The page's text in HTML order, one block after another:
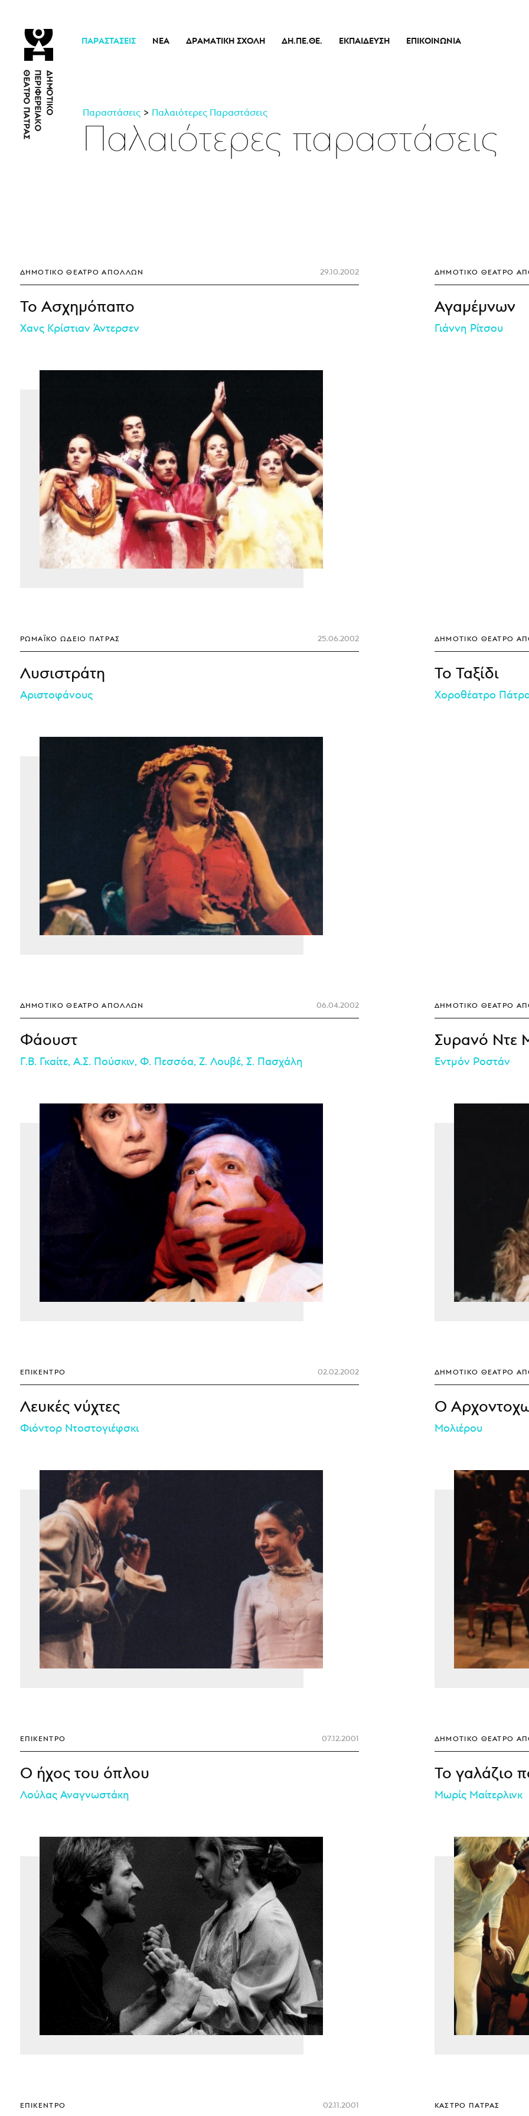
ΠΑΡΑΣΤΆΣΕΙΣ
Εισιτήρια
ΝΈΑ ΔΡΑΜΑΤΙΚΉ ΣΧΟΛΉ
Νέα
ΔΗ.ΠΕ.ΘΕ.
Αποφάσεις Δ.Σ.
ΕΚΠΑΊΔΕΥΣΗ ΕΠΙΚΟΙΝΩΝΊΑ
Παραστάσεις Παλαιότερες Παραστάσεις
Παλαιότερες παραστάσεις
29.10.2002
ΔΗΜΟΤΙΚΌ ΘΈΑΤΡΟ ΑΠΌΛΛΩΝ
Το Ασχημόπαπο
Χανς Κρίστιαν Άντερσεν
ΔΗΜΟΤΙΚΌ ΘΈΑΤΡΟ
Αγαμέμνων
Γιάννη Ρίτσου
25.06.2002
ΡΩΜΑΪΚΌ ΩΔΕΊΟ ΠΆΤΡΑΣ
Λυσιστράτη
Αριστοφάνους
ΔΗΜΟΤΙΚΌ ΘΈΑΤΡΟ
Το Ταξίδι
Χοροθέατρο
06.04.2002
ΔΗΜΟΤΙΚΌ ΘΈΑΤΡΟ ΑΠΌΛΛΩΝ
Φάουστ
Γ.Β. Γκαίτε, Α.Σ. Πούσκιν, Φ. Πεσσόα, Ζ. Λουβέ, Σ. Πασχάλη
ΔΗΜΟΤΙΚΌ ΘΈΑΤΡΟ
Συρανό Ντε
Εντμόν Ροστάν
02.02.2002
ΕΠΊΚΕΝΤΡΟ
Λευκές νύχτες
Φιόντορ Ντοστογιέφσκι
ΔΗΜΟΤΙΚΌ ΘΈΑΤΡΟ
Ο
Μολιέρου
07.12.2001
ΕΠΊΚΕΝΤΡΟ
Ο ήχος του όπλου
Λούλας Αναγνωστάκη
ΔΗΜΟΤΙΚΌ ΘΈΑΤΡΟ
Το γαλάζιο
Μωρίς Μαίτερλινκ
02.11.2001
ΕΠΊΚΕΝΤΡΟ ΚΆΣΤΡΟ ΠΆΤΡΑΣ